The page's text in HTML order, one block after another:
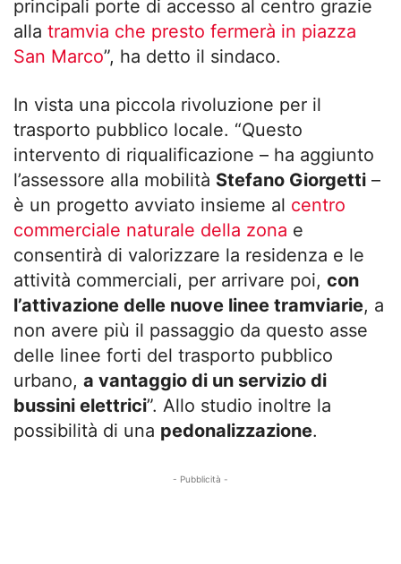
principali porte di accesso al centro grazie
alla tramvia che presto fermerà in piazza
San Marco”, ha detto il sindaco.
In vista una piccola rivoluzione per il
trasporto pubblico locale. “Questo
intervento di riqualificazione – ha aggiunto
l’assessore alla mobilità Stefano Giorgetti –
è un progetto avviato insieme al centro
commerciale naturale della zona e
consentirà di valorizzare la residenza e le
attività commerciali, per arrivare poi, con
l’attivazione delle nuove linee tramviarie, a
non avere più il passaggio da questo asse
delle linee forti del trasporto pubblico
urbano, a vantaggio di un servizio di
bussini elettrici”. Allo studio inoltre la
possibilità di una pedonalizzazione.
- Pubblicità -